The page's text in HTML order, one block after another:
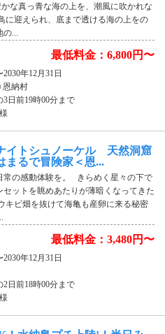
な真っ青な海の上を、潮風に吹かれな
に迎えられ、底まで透ける海の上をの
...
最低料金：6,800円〜
2030年12月31日
恩納村
3日前19時00分まで
イトシュノーケル 天然洞窟
まるで冒険家＜恩...
常の感動体験を。 きらめく星々の下で
セットを眺めあたりが薄暗くなってきた
キビ畑を抜けて海亀も産卵に来る秘密
最低料金：3,480円〜
2030年12月31日
2日前18時00分まで